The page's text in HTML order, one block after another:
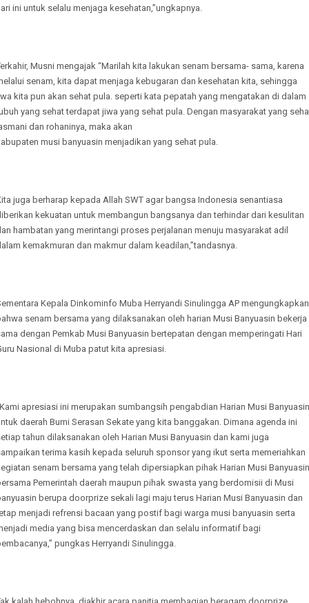
ini untuk selalu menjaga kesehatan,”ungkapnya.
Musni mengajak “Marilah kita lakukan senam bersama- sama, karena
senam, kita dapat menjaga kebugaran dan kesehatan kita, sehingga
kita pun akan sehat pula. seperti kata pepatah yang mengatakan di dalam
yang sehat terdapat jiwa yang sehat pula. Dengan masyarakat yang
dan rohaninya, maka akan
musi banyuasin menjadikan yang sehat pula.
juga berharap kepada Allah SWT agar bangsa Indonesia senantiasa
kekuatan untuk membangun bangsanya dan terhindar dari kesulitan
hambatan yang merintangi proses perjalanan menuju masyarakat adil
kemakmuran dan makmur dalam keadilan,”tandasnya.
Kepala Dinkominfo Muba Herryandi Sinulingga AP mengungkapkan
senam bersama yang dilaksanakan oleh harian Musi Banyuasin bekerja
dengan Pemkab Musi Banyuasin bertepatan dengan memperingati Hari
Nasional di Muba patut kita apresiasi.
apresiasi ini merupakan sumbangsih pengabdian Harian Musi Banyuasin
daerah Bumi Serasan Sekate yang kita banggakan. Dimana agenda ini
tahun dilaksanakan oleh Harian Musi Banyuasin dan kami juga
terima kasih kepada seluruh sponsor yang ikut serta memeriahkan
senam bersama yang telah dipersiapkan pihak Harian Musi Banyuasin
Pemerintah daerah maupun pihak swasta yang berdomisii di Musi
berupa doorprize sekali lagi maju terus Harian Musi Banyuasin dan
menjadi refrensi bacaan yang postif bagi warga musi banyuasin serta
media yang bisa mencerdaskan dan selalu informatif bagi
pungkas Herryandi Sinulingga.